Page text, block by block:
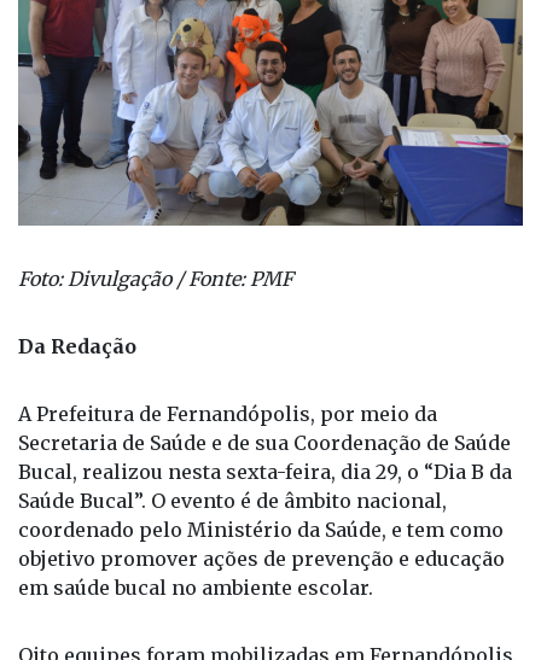
Da Redação
A Prefeitura de Fernandópolis, por meio da
Secretaria de Saúde e de sua Coordenação de Saúde
Bucal, realizou nesta sexta-feira, dia 29, o “Dia B da
coordenado pelo Ministério da Saúde, e tem como